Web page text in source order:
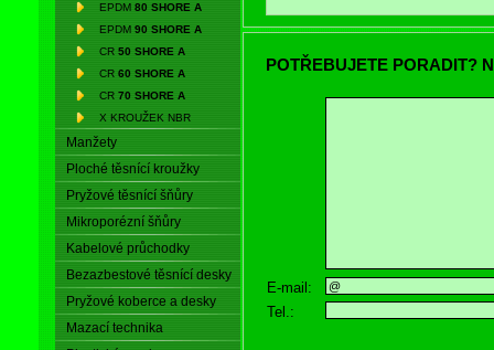
EPDM 80 SHORE A
EPDM 90 SHORE A
CR 50 SHORE A
CR 60 SHORE A
CR 70 SHORE A
X KROUŽEK NBR
Manžety
Ploché těsnící kroužky
Pryžové těsnící šňůry
Mikroporézní šňůry
Kabelové průchodky
Bezazbestové těsnící desky
Pryžové koberce a desky
Mazací technika
POTŘEBUJETE PORADIT?
E-mail:
Tel.: